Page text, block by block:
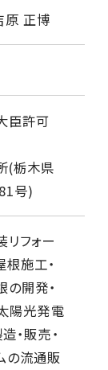
原 正博
臣許可
(栃木県
号)
フォー
施工・
開発・
陽光発電
・販売・
の流通販